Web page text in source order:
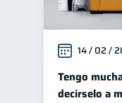
14 / 02 /
Tengo
decírselo a